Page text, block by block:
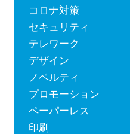
コロナ対策
セキュリティ
テレワーク
デザイン
ノベルティ
プロモーション
ペーパーレス
印刷